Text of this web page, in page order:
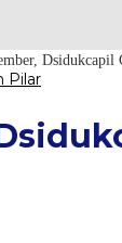
Dsidukcapil
Pilar